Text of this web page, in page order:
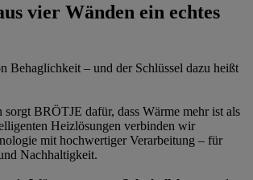
vier Wänden ein echtes
Behaglichkeit – und der Schlüssel dazu heißt
sorgt BRÖTJE dafür, dass Wärme mehr ist als
Heizlösungen verbinden wir
mit hochwertiger Verarbeitung – für
Nachhaltigkeit.